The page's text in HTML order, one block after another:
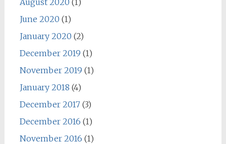
August 2020 (1)
June 2020 (1)
January 2020 (2)
December 2019 (1)
November 2019 (1)
January 2018 (4)
December 2017(3)
December 2016 (1)
November 2016 (1)